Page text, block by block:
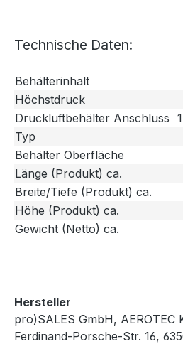
Technische Daten:
Behälterinhalt
Höchstdruck
Druckluftbehälter Anschluss
Typ
Behälter Oberfläche
Länge (Produkt) ca.
Breite/Tiefe (Produkt) ca.
Höhe (Produkt) ca.
Gewicht (Netto) ca.
Hersteller
pro)SALES GmbH, AEROTEC
Ferdinand-Porsche-Str. 16,